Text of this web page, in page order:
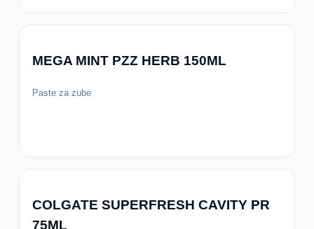
MEGA MINT PZZ HERB 150ML
Paste za zube
COLGATE SUPERFRESH CAVITY PR
75ML